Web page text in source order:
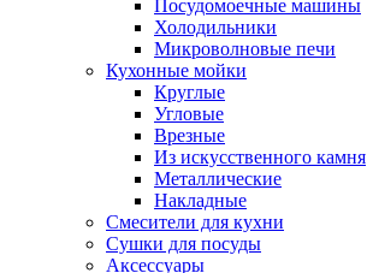
Посудомоечные машины
Холодильники
Микроволновые печи
Кухонные мойки
Круглые
Угловые
Врезные
Из искусственного камня
Металлические
Накладные
Смесители для кухни
Сушки для посуды
Аксессуары